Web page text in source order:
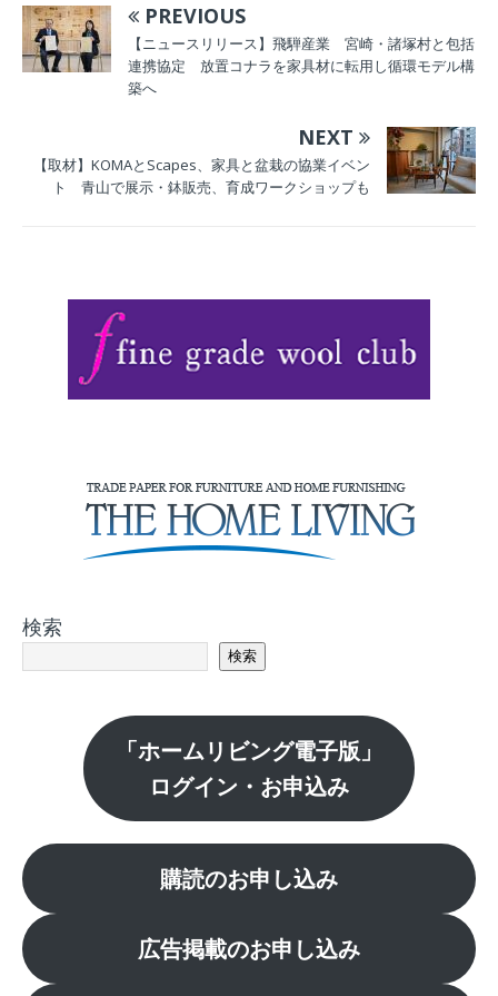
青山のMaxalto
Tokyoで「Lilum
50」「Pathos
50」を発表
行特別展示 カー
ブモジュールと循
環設計で進化
PREVIOUS
【ニュースリリース】飛騨産業 宮崎・諸塚村と包括
連携協定 放置コナラを家具材に転用し循環モデル構
築へ
NEXT
【取材】KOMAとScapes、家具と盆栽の協業イベン
ト 青山で展示・鉢販売、育成ワークショップも
検索
検索
「ホームリビング電子版」
ログイン・お申込み
購読のお申し込み
広告掲載のお申し込み